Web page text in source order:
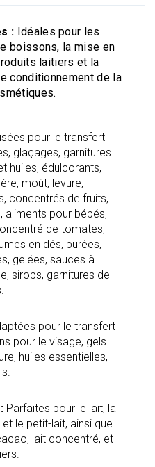
: Idéales pour les
boissons, la mise en
laitiers et la
conditionnement de la
pour le transfert
glaçages, garnitures
huiles, édulcorants,
moût, levure,
concentrés de fruits,
aliments pour bébés,
de tomates,
en dés, purées,
gelées, sauces à
sirops, garnitures de
pour le transfert
pour le visage, gels
huiles essentielles,
Parfaites pour le lait, la
le petit-lait, ainsi que
lait concentré, et